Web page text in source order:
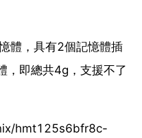
體，具有2個記憶體插
，即總共4g，支援不了
hmt125s6bfr8c-